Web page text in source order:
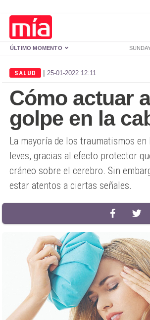
ÚLTIMO MOMENTO
SALUD | 25-01-2022 12:11
Cómo actuar
golpe en la
La mayoría de los traumatismos en
leves, gracias al efecto protector
cráneo sobre el cerebro. Sin
estar atentos a ciertas señales.